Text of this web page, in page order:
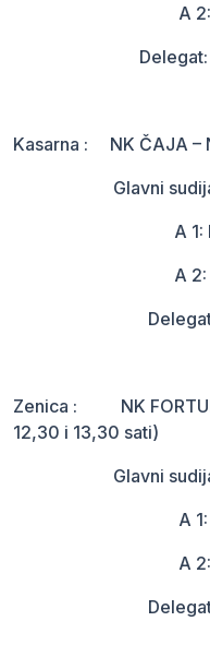
A 2:
Delegat:
Kasarna : NK ČAJA –
Glavni sudija:
A 1:
A 2:
Delegat: Kićo
Zenica : NK
12,30 i 13,30 sati)
Glavni sudija:
A 1:
A 2:
Delegat: